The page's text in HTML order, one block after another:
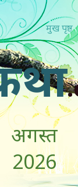
मुख पृष्ठ
अगस्त
2026